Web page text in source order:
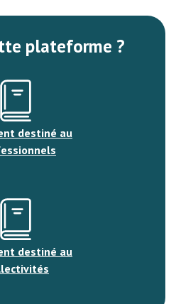
plateforme ?
destiné au
destiné au